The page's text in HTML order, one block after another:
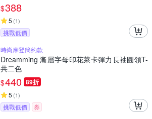
$388
5 (1)
挑戰低價
時尚摩登簡約款
Dreamming 漸層字母印花萊卡彈力長袖圓領T-
共二色
$440 89折
5 (1)
挑戰低價
券